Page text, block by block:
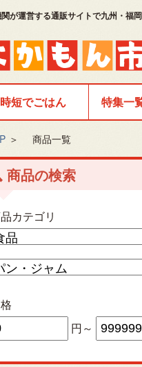
が運営する通販サイトで九州・福
時短でごはん 特集一
＞ 商品一覧
商品の検索
カテゴリ
円～